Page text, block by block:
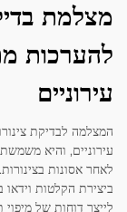
מצלמת
להערכות
עירוניים
המצלמה לבדיקת
עירוניים, והיא
לייצר דוחות של